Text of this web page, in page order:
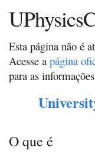
Esta página não é
Acesse a página
para as
O que é